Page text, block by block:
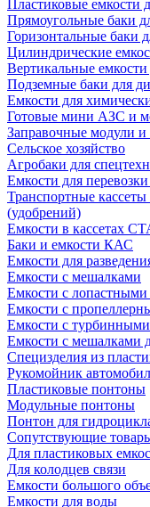
Пластиковые емкости
Прямоугольные баки
Горизонтальные баки
Цилиндрические
Вертикальные
Подземные баки для
Емкости для
Готовые мини АЗС и
Заправочные модули и
Сельское хозяйство
Агробаки для
Емкости для
Транспортные
(удобрений)
Емкости в кассетах
Баки и емкости КАС
Емкости для
Емкости с мешалками
Емкости с
Емкости с
Емкости с
Емкости с мешалками
Специзделия из
Рукомойник
Пластиковые понтоны
Модульные понтоны
Понтон для
Сопутствующие
Для пластиковых
Для колодцев связи
Емкости большого
Емкости для воды